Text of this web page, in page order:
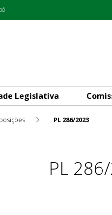
Legislativa
PL 286/2023
PL